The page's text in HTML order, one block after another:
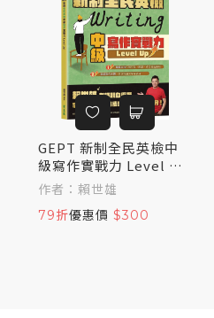
GEPT 新制全民英檢中
級寫作實戰力 Level U
p！
作者：賴世雄
79折優惠價 $300